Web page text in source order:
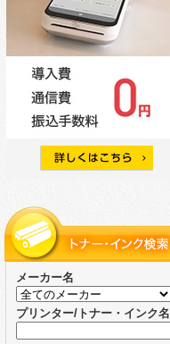
メーカー名
プリンター/トナー・インク名